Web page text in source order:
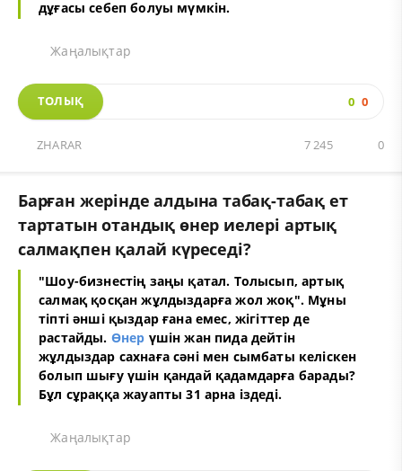
дұғасы себеп болуы мүмкін.
Жаңалықтар
ТОЛЫҚ 0 0
ZHARAR 0
7 245
Барған жерінде алдына табақ-табақ ет
тартатын отандық өнер иелері артық
салмақпен қалай күреседі?
"Шоу-бизнестің заңы қатал. Толысып, артық
салмақ қосқан жұлдыздарға жол жоқ". Мұны
тіпті әнші қыздар ғана емес, жігіттер де
растайды. Өнер үшін жан пида дейтін
жұлдыздар сахнаға сәні мен сымбаты келіскен
болып шығу үшін қандай қадамдарға барады?
Бұл сұраққа жауапты 31 арна іздеді.
Жаңалықтар